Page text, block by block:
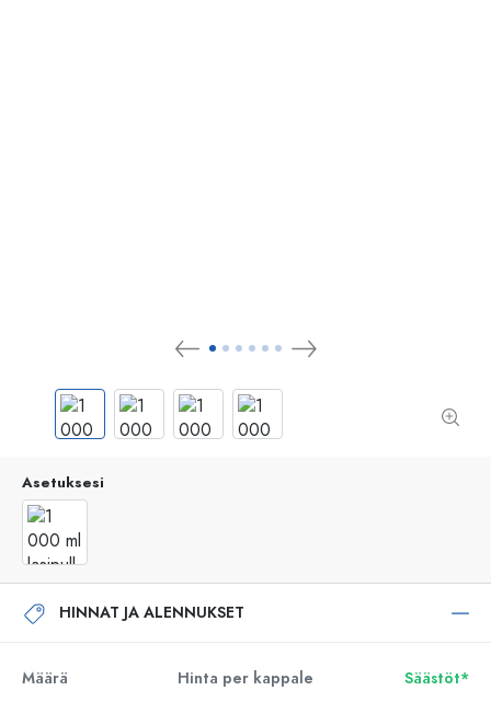
Asetuksesi
HINNAT JA ALENNUKSET
Määrä Hinta per kappale
Säästöt*